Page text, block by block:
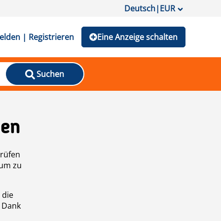
Deutsch|EUR
| Registrieren Eine Anzeige schalten
Suchen
zu
die